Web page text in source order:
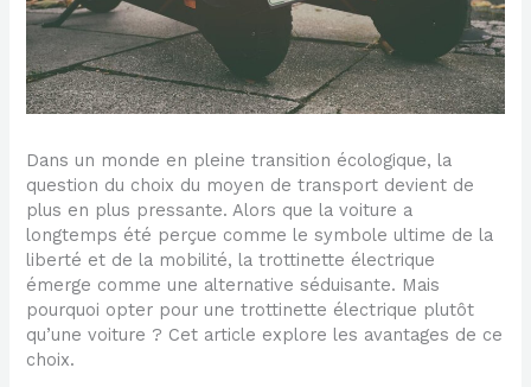
Dans un monde en pleine transition écologique, la
question du choix du moyen de transport devient de
plus en plus pressante. Alors que la voiture a
longtemps été perçue comme le symbole ultime de la
liberté et de la mobilité, la trottinette électrique
émerge comme une alternative séduisante. Mais
pourquoi opter pour une trottinette électrique plutôt
qu’une voiture ? Cet article explore les avantages de ce
choix.